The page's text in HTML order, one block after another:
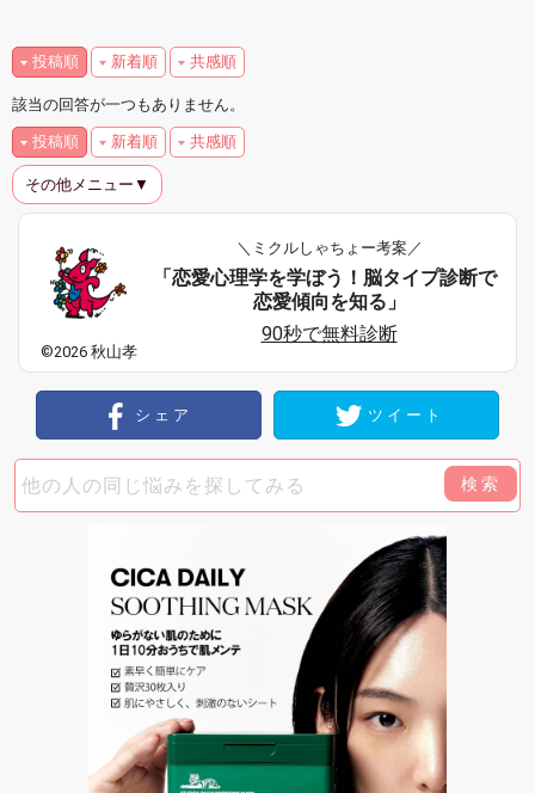
投稿順 新着順 共感順
該当の回答が一つもありません。
投稿順 新着順 共感順
その他メニュー▼
©2026 秋山孝
＼ミクルしゃちょー考案／
「恋愛心理学を学ぼう！脳タイプ診断で
恋愛傾向を知る」
90秒で無料診断
シェア ツイート
検索